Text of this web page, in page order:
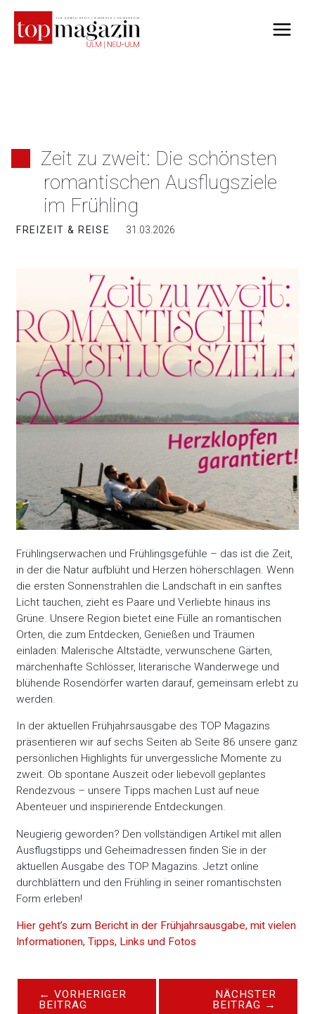
Inhalt
springen
Zeit zu zweit: Die schönsten
romantischen Ausflugsziele
im Frühling
FREIZEIT & REISE 31.03.2026
Frühlingserwachen und Frühlingsgefühle – das ist die Zeit,
in der die Natur aufblüht und Herzen höherschlagen. Wenn
die ersten Sonnenstrahlen die Landschaft in ein sanftes
Licht tauchen, zieht es Paare und Verliebte hinaus ins
Grüne. Unsere Region bietet eine Fülle an romantischen
Orten, die zum Entdecken, Genießen und Träumen
einladen: Malerische Altstädte, verwunschene Gärten,
märchenhafte Schlösser, literarische Wanderwege und
blühende Rosendörfer warten darauf, gemeinsam erlebt zu
werden.
In der aktuellen Frühjahrsausgabe des TOP Magazins
präsentieren wir auf sechs Seiten ab Seite 86 unsere ganz
persönlichen Highlights für unvergessliche Momente zu
zweit. Ob spontane Auszeit oder liebevoll geplantes
Rendezvous – unsere Tipps machen Lust auf neue
Abenteuer und inspirierende Entdeckungen.
Neugierig geworden? Den vollständigen Artikel mit allen
Ausflugstipps und Geheimadressen finden Sie in der
aktuellen Ausgabe des TOP Magazins. Jetzt online
durchblättern und den Frühling in seiner romantischsten
Form erleben!
Hier geht’s zum Bericht in der Frühjahrsausgabe, mit vielen
Informationen, Tipps, Links und Fotos
← VORHERIGER
BEITRAG
NÄCHSTER
BEITRAG →